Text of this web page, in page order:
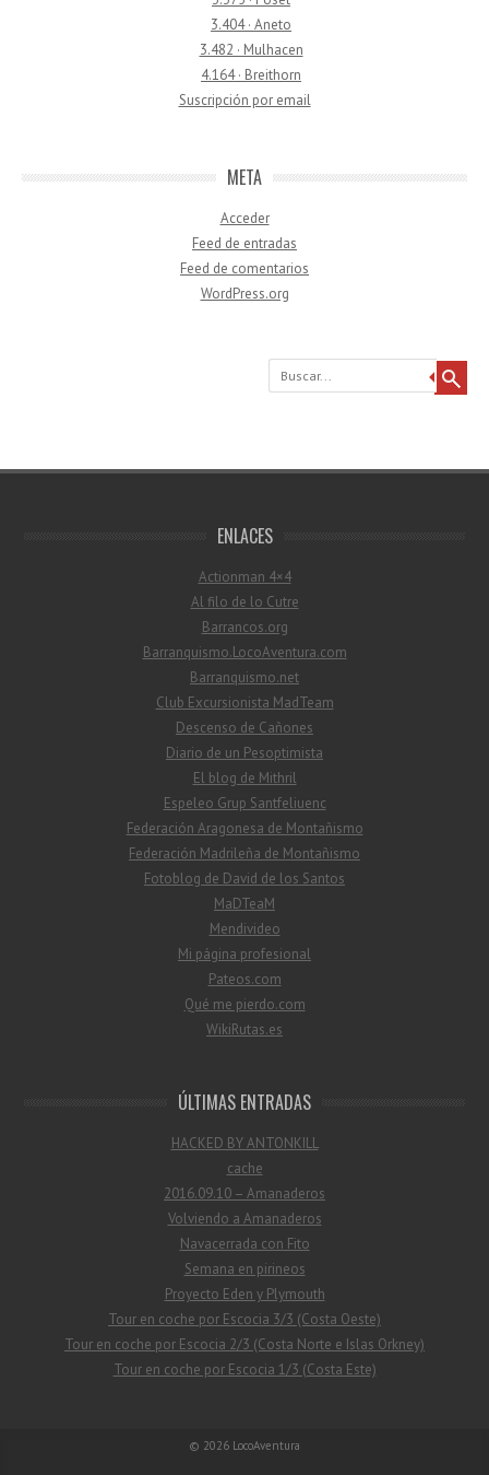
3.404 · Aneto
3.482 · Mulhacen
4.164 · Breithorn
Suscripción por email
META
Acceder
Feed de entradas
Feed de comentarios
WordPress.org
Buscar
ENLACES
Actionman 4×4
Al filo de lo Cutre
Barrancos.org
Barranquismo.LocoAventura.com
Barranquismo.net
Club Excursionista MadTeam
Descenso de Cañones
Diario de un Pesoptimista
El blog de Mithril
Espeleo Grup Santfeliuenc
Federación Aragonesa de Montañismo
Federación Madrileña de Montañismo
Fotoblog de David de los Santos
MaDTeaM
Mendivideo
Mi página profesional
Pateos.com
Qué me pierdo.com
WikiRutas.es
ÚLTIMAS ENTRADAS
HACKED BY ANTONKILL
cache
2016.09.10 – Amanaderos
Volviendo a Amanaderos
Navacerrada con Fito
Semana en pirineos
Proyecto Eden y Plymouth
Tour en coche por Escocia 3/3 (Costa Oeste)
Tour en coche por Escocia 2/3 (Costa Norte e Islas Orkney)
Tour en coche por Escocia 1/3 (Costa Este)
© 2026 LocoAventura